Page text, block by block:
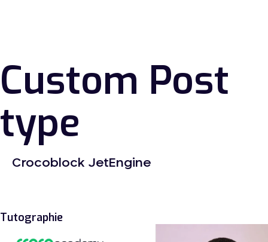
Custom Post
type
Crocoblock JetEngine
Tutographie